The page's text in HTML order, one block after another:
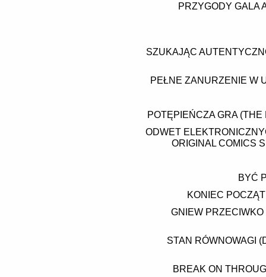
PRZYGODY GALA
SZUKAJĄC
PEŁNE ZANURZENIE W
POTĘPIEŃCZA GRA
ODWET
ORIGINAL COMICS
BYĆ
KONIEC
GNIEW
STAN RÓWNOWAGI
BREAK ON